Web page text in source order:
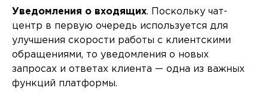
Уведомления о входящих. Поскольку чат-
центр в первую очередь используется для
улучшения скорости работы с клиентскими
обращениями, то уведомления о новых
запросах и ответах клиента — одна из важных
функций платформы.